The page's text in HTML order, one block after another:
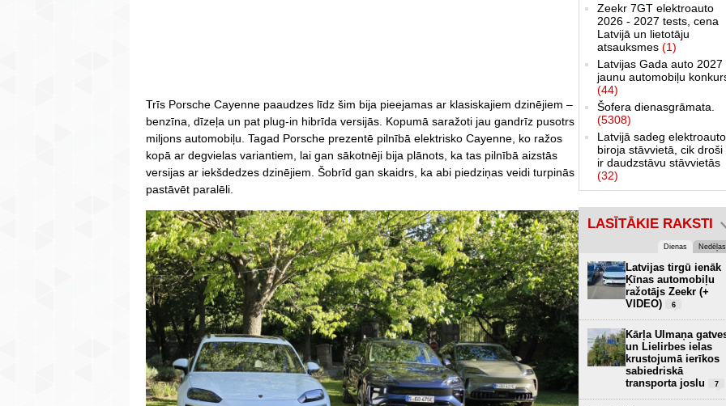
Trīs Porsche Cayenne paaudzes līdz šim bija pieejamas ar klasiskajiem dzinējiem –
benzīna, dīzeļa un pat plug-in hibrīda versijās. Kopumā saražoti jau gandrīz pusotrs
miljons automobiļu. Tagad Porsche prezentē pilnībā elektrisko Cayenne, ko ražos
kopā ar degvielas variantiem, lai gan sākotnēji bija plānots, ka tas pilnībā aizstās
versijas ar iekšdedzes dzinējiem. Šobrīd gan skaidrs, ka abi piedziņas veidi turpinās
pastāvēt paralēli.
Zeekr 7GT elektroauto
2026 - 2027 tests, cena
Latvijā un lietotāju
atsauksmes (1)
Latvijas Gada auto 2027
jaunu automobiļu
(44)
Šofera dienasgrāmata.
(5308)
Latvijā sadeg elektroauto
biroja stāvvietā, cik droši
ir daudzstāvu stāvvietās
(32)
LASĪTĀKIE RAKSTI
Dienas Nedēļas
Latvijas tirgū ienāk
Ķīnas automobiļu
ražotājs Zeekr (+
VIDEO)
6
Kārļa Ulmaņa
un Lielirbes ielas
krustojumā ierīkos
sabiedriskā
transporta joslu
7